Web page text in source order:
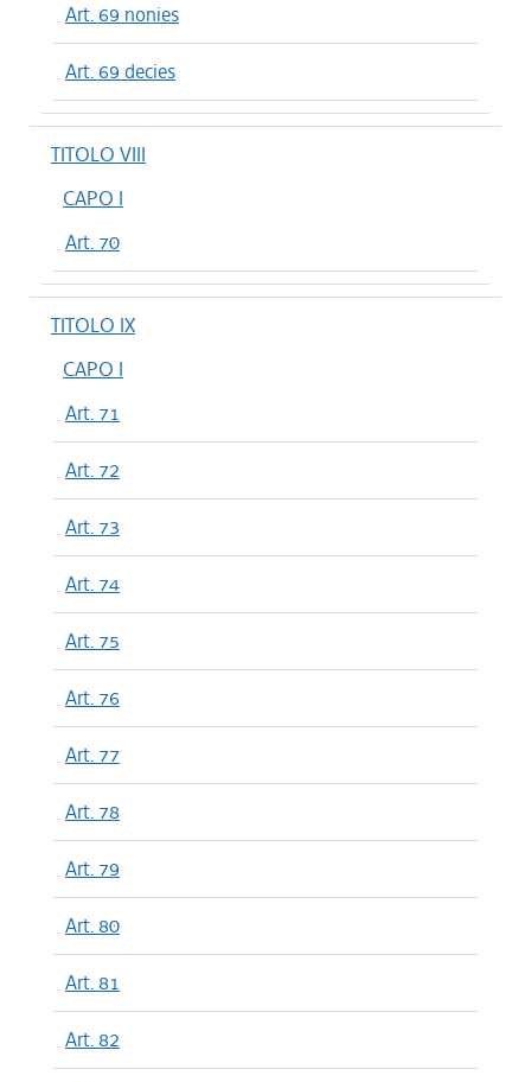
Art. 69 nonies
Art. 69 decies
TITOLO VIII
CAPO I
Art. 70
TITOLO IX
CAPO I
Art. 71
Art. 72
Art. 73
Art. 74
Art. 75
Art. 76
Art. 77
Art. 78
Art. 79
Art. 80
Art. 81
Art. 82